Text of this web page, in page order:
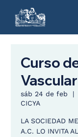
Curso
Vascular
sáb 24 de feb
  |
CICYA
LA SOCIEDAD
A.C. LO INVITA